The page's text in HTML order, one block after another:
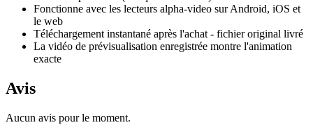
Fonctionne avec les lecteurs alpha-video sur Android, iOS et
le web
Téléchargement instantané après l'achat - fichier original livré
La vidéo de prévisualisation enregistrée montre l'animation
exacte
Avis
Aucun avis pour le moment.